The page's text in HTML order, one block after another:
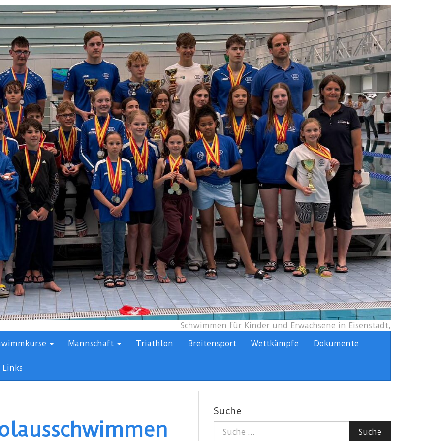
Schwimmen für Kinder und Erwachsene in Eisenstadt,
Mannschaft Triathlon Breitensport Wettkämpfe Dokumente
Links
Suche
nach:
Suche